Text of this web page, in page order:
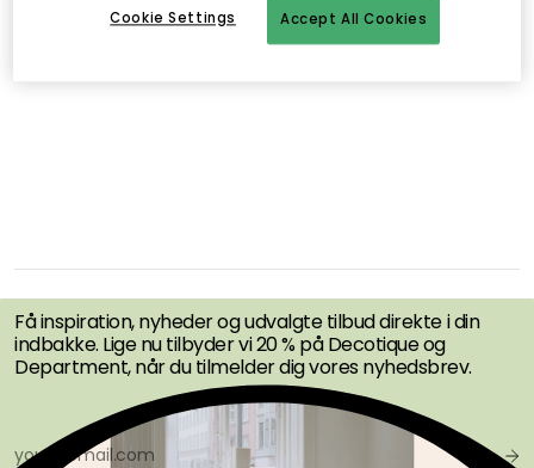
Ingen produkter blev fundet
TILBUD FØRST
Få inspiration, nyheder og udvalgte tilbud direkte i din
indbakke. Lige nu tilbyder vi 20 % på Decotique og
Department, når du tilmelder dig vores nyhedsbrev.
Accept All Cookies
Cookie Settings